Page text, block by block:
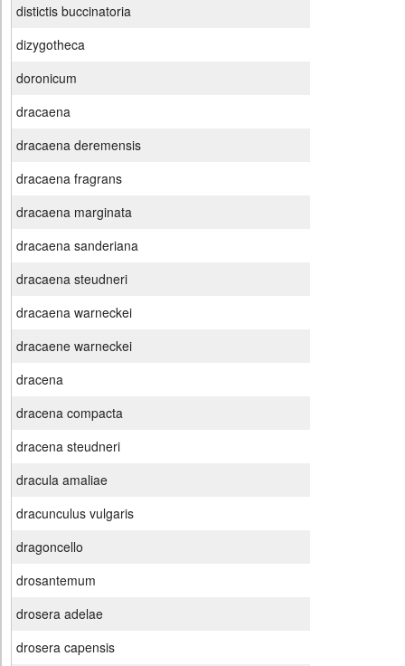
distictis buccinatoria
dizygotheca
doronicum
dracaena
dracaena deremensis
dracaena fragrans
dracaena marginata
dracaena sanderiana
dracaena steudneri
dracaena warneckei
dracaene warneckei
dracena
dracena compacta
dracena steudneri
dracula amaliae
dracunculus vulgaris
dragoncello
drosantemum
drosera adelae
drosera capensis